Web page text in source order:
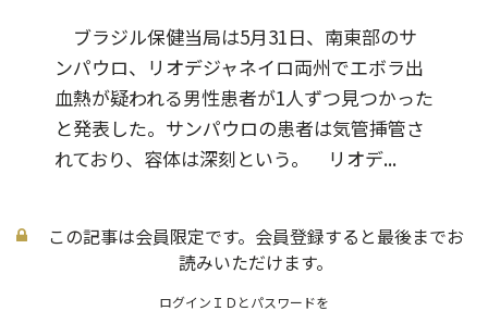
ブラジル保健当局は5月31日、南東部のサ
ンパウロ、リオデジャネイロ両州でエボラ出
血熱が疑われる男性患者が1人ずつ見つかった
と発表した。サンパウロの患者は気管挿管さ
れており、容体は深刻という。 リオデ...
この記事は会員限定です。会員登録すると最後までお
読みいただけます。
ログインＩＤとパスワードを